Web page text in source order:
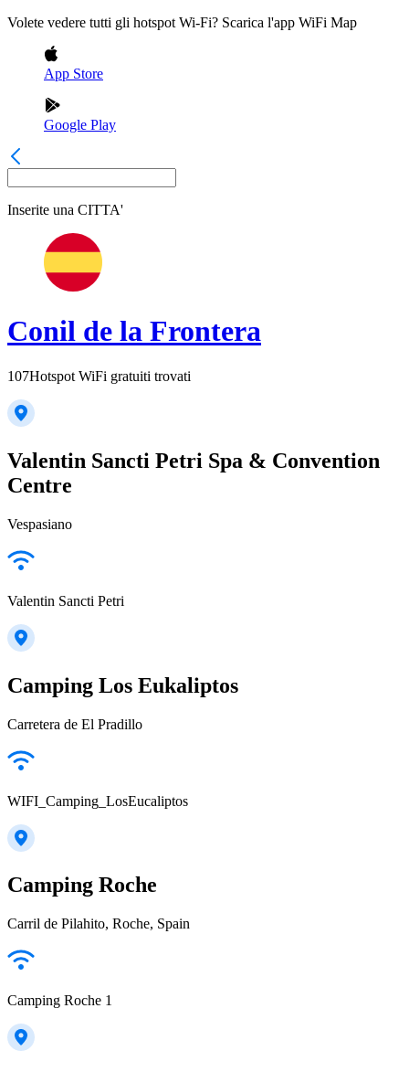
Volete vedere tutti gli hotspot Wi-Fi? Scarica l'app WiFi Map
App Store
Google Play
Inserite una CITTA'
Conil de la Frontera
107Hotspot WiFi gratuiti trovati
Valentin Sancti Petri Spa & Convention
Centre
Vespasiano
Valentin Sancti Petri
Camping Los Eukaliptos
Carretera de El Pradillo
WIFI_Camping_LosEucaliptos
Camping Roche
Carril de Pilahito, Roche, Spain
Camping Roche 1